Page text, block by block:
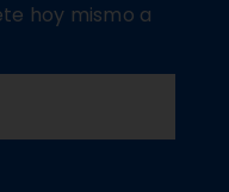
hoy mismo a